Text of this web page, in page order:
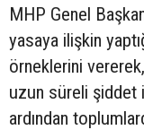
MHP Genel
yasaya ilişkin
örneklerini
uzun süreli şiddet
ardından